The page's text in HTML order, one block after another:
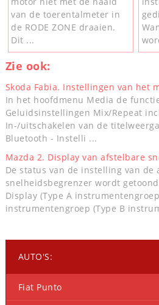
van de toerentalmeter in
de RODE ZONE draaien.
Dit ...
Zie ook:
Skoda Fabia. Instellingen van het
In het hoofdmenu Media de
Geluidsinstellingen Mix/Repeat
In-/uitschakelen van de
Bluetooth - Instelli ...
Mazda 2. Display van afstelbare
De status van de instelling van de
snelheidsbegrenzer wordt
Display (Type A
instrumentengroep (Type B
AUTO'S:
Fiat Punto